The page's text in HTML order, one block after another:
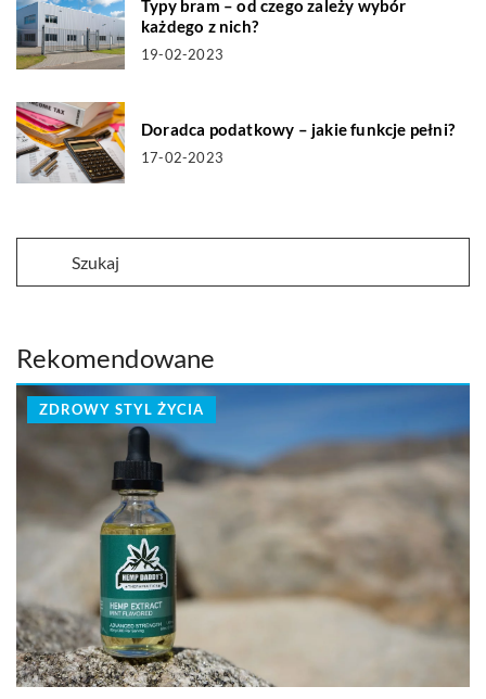
Typy bram – od czego zależy wybór
każdego z nich?
19-02-2023
Doradca podatkowy – jakie funkcje pełni?
17-02-2023
Rekomendowane
ZDROWY STYL ŻYCIA